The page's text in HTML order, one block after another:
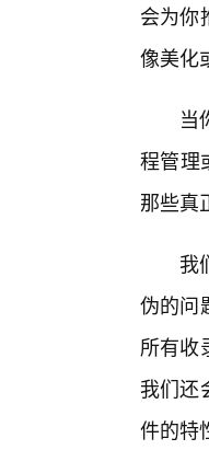
会为你
像美化
当
程管理
那些真
我
伪的问
所有收
我们还
件的特